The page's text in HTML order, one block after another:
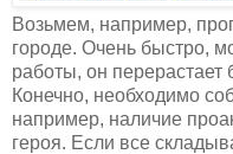
Возьмем, например,
городе. Очень быстро,
работы, он перерастает
Конечно, необходимо
например, наличие
героя. Если все